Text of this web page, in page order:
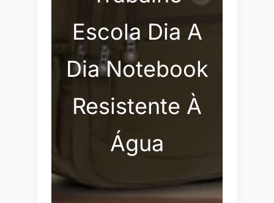
Escola Dia A
Dia Notebook
Resistente À
Água